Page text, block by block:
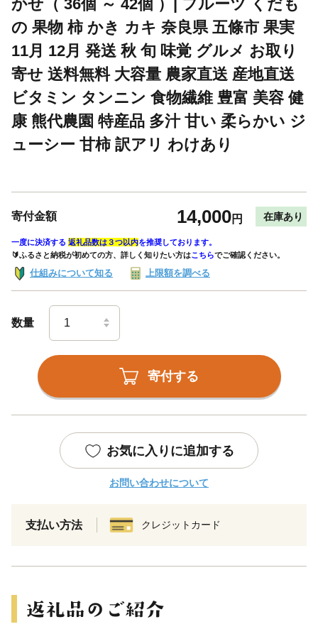
かせ（ 36個 ～ 42個 ）| フルーツ くだも
の 果物 柿 かき カキ 奈良県 五條市 果実
11月 12月 発送 秋 旬 味覚 グルメ お取り
寄せ 送料無料 大容量 農家直送 産地直送
ビタミン タンニン 食物繊維 豊富 美容 健
康 熊代農園 特産品 多汁 甘い 柔らかい ジ
ューシー 甘柿 訳アリ わけあり
寄付金額 14,000円 在庫あり
一度に決済する 返礼品数は３つ以内を推奨しております。
🔰ふるさと納税が初めての方、詳しく知りたい方はこちらでご確認ください。
仕組みについて知る 上限額を調べる
数量
寄付する
お気に入りに追加する
お問い合わせについて
支払い方法 クレジットカード